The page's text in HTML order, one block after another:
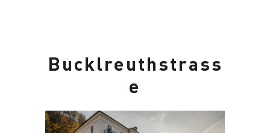
Bucklreuthstrass
e